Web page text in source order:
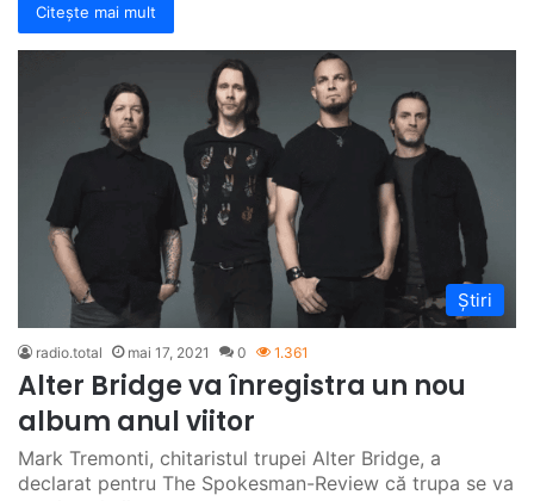
Citește mai mult
Știri
radio.total mai 17, 2021 0 1.361
Alter Bridge va înregistra un nou
album anul viitor
Mark Tremonti, chitaristul trupei Alter Bridge, a
declarat pentru The Spokesman-Review că trupa se va